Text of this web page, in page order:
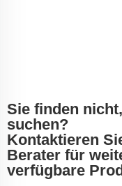
Sie finden
suchen?
Kontaktieren
Berater für
verfügbare